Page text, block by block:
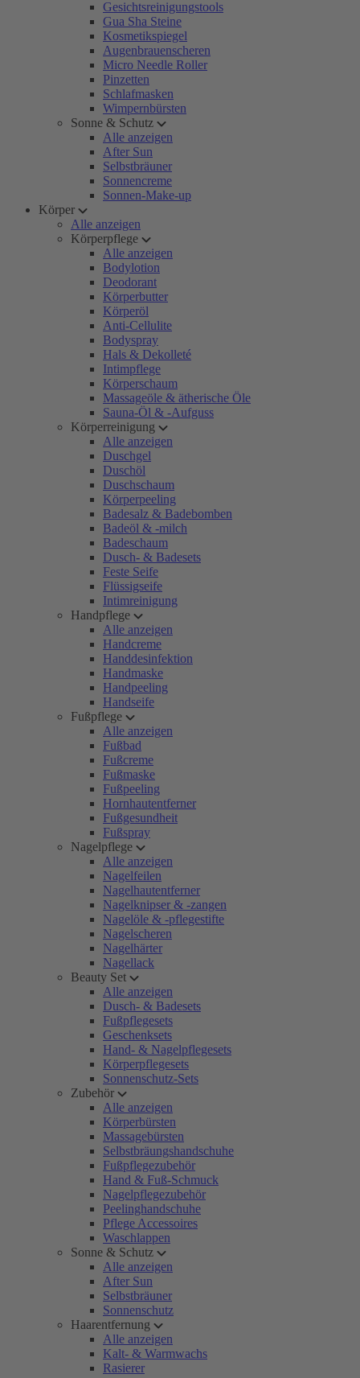
Gesichtsreinigungstools
Gua Sha Steine
Kosmetikspiegel
Augenbrauenscheren
Micro Needle Roller
Pinzetten
Schlafmasken
Wimpernbürsten
Sonne & Schutz
Alle anzeigen
After Sun
Selbstbräuner
Sonnencreme
Sonnen-Make-up
Körper
Alle anzeigen
Körperpflege
Alle anzeigen
Bodylotion
Deodorant
Körperbutter
Körperöl
Anti-Cellulite
Bodyspray
Hals & Dekolleté
Intimpflege
Körperschaum
Massageöle & ätherische Öle
Sauna-Öl & -Aufguss
Körperreinigung
Alle anzeigen
Duschgel
Duschöl
Duschschaum
Körperpeeling
Badesalz & Badebomben
Badeöl & -milch
Badeschaum
Dusch- & Badesets
Feste Seife
Flüssigseife
Intimreinigung
Handpflege
Alle anzeigen
Handcreme
Handdesinfektion
Handmaske
Handpeeling
Handseife
Fußpflege
Alle anzeigen
Fußbad
Fußcreme
Fußmaske
Fußpeeling
Hornhautentferner
Fußgesundheit
Fußspray
Nagelpflege
Alle anzeigen
Nagelfeilen
Nagelhautentferner
Nagelknipser & -zangen
Nagelöle & -pflegestifte
Nagelscheren
Nagelhärter
Nagellack
Beauty Set
Alle anzeigen
Dusch- & Badesets
Fußpflegesets
Geschenksets
Hand- & Nagelpflegesets
Körperpflegesets
Sonnenschutz-Sets
Zubehör
Alle anzeigen
Körperbürsten
Massagebürsten
Selbstbräungshandschuhe
Fußpflegezubehör
Hand & Fuß-Schmuck
Nagelpflegezubehör
Peelinghandschuhe
Pflege Accessoires
Waschlappen
Sonne & Schutz
Alle anzeigen
After Sun
Selbstbräuner
Sonnenschutz
Haarentfernung
Alle anzeigen
Kalt- & Warmwachs
Rasierer